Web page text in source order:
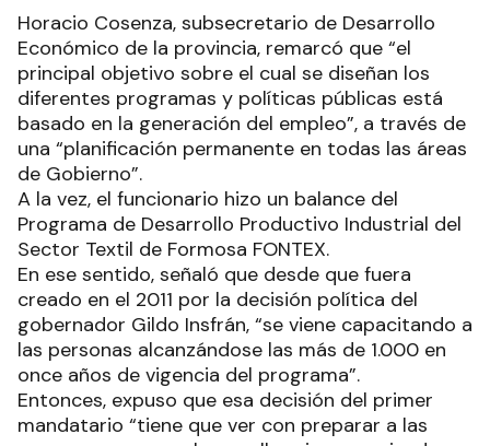
Horacio Cosenza, subsecretario de Desarrollo
Económico de la provincia, remarcó que “el
principal objetivo sobre el cual se diseñan los
diferentes programas y políticas públicas está
basado en la generación del empleo”, a través de
una “planificación permanente en todas las áreas
de Gobierno”.
A la vez, el funcionario hizo un balance del
Programa de Desarrollo Productivo Industrial del
Sector Textil de Formosa FONTEX.
En ese sentido, señaló que desde que fuera
creado en el 2011 por la decisión política del
gobernador Gildo Insfrán, “se viene capacitando a
las personas alcanzándose las más de 1.000 en
once años de vigencia del programa”.
Entonces, expuso que esa decisión del primer
mandatario “tiene que ver con preparar a las